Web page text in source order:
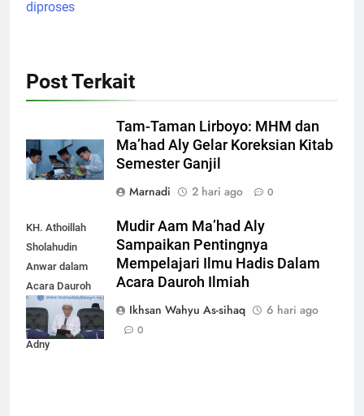
diproses
Post Terkait
Tam-Taman Lirboyo: MHM dan
Ma’had Aly Gelar Koreksian Kitab
Semester Ganjil
Marnadi
2 hari ago 0
KH. Athoillah
Sholahudin
Anwar dalam
Acara Dauroh
Ilmiah bersama
Syekh Yasir Al-
Adny
Mudir Aam Ma’had Aly
Sampaikan Pentingnya
Mempelajari Ilmu Hadis Dalam
Acara Dauroh Ilmiah
Ikhsan Wahyu As-sihaq
6 hari ago
0